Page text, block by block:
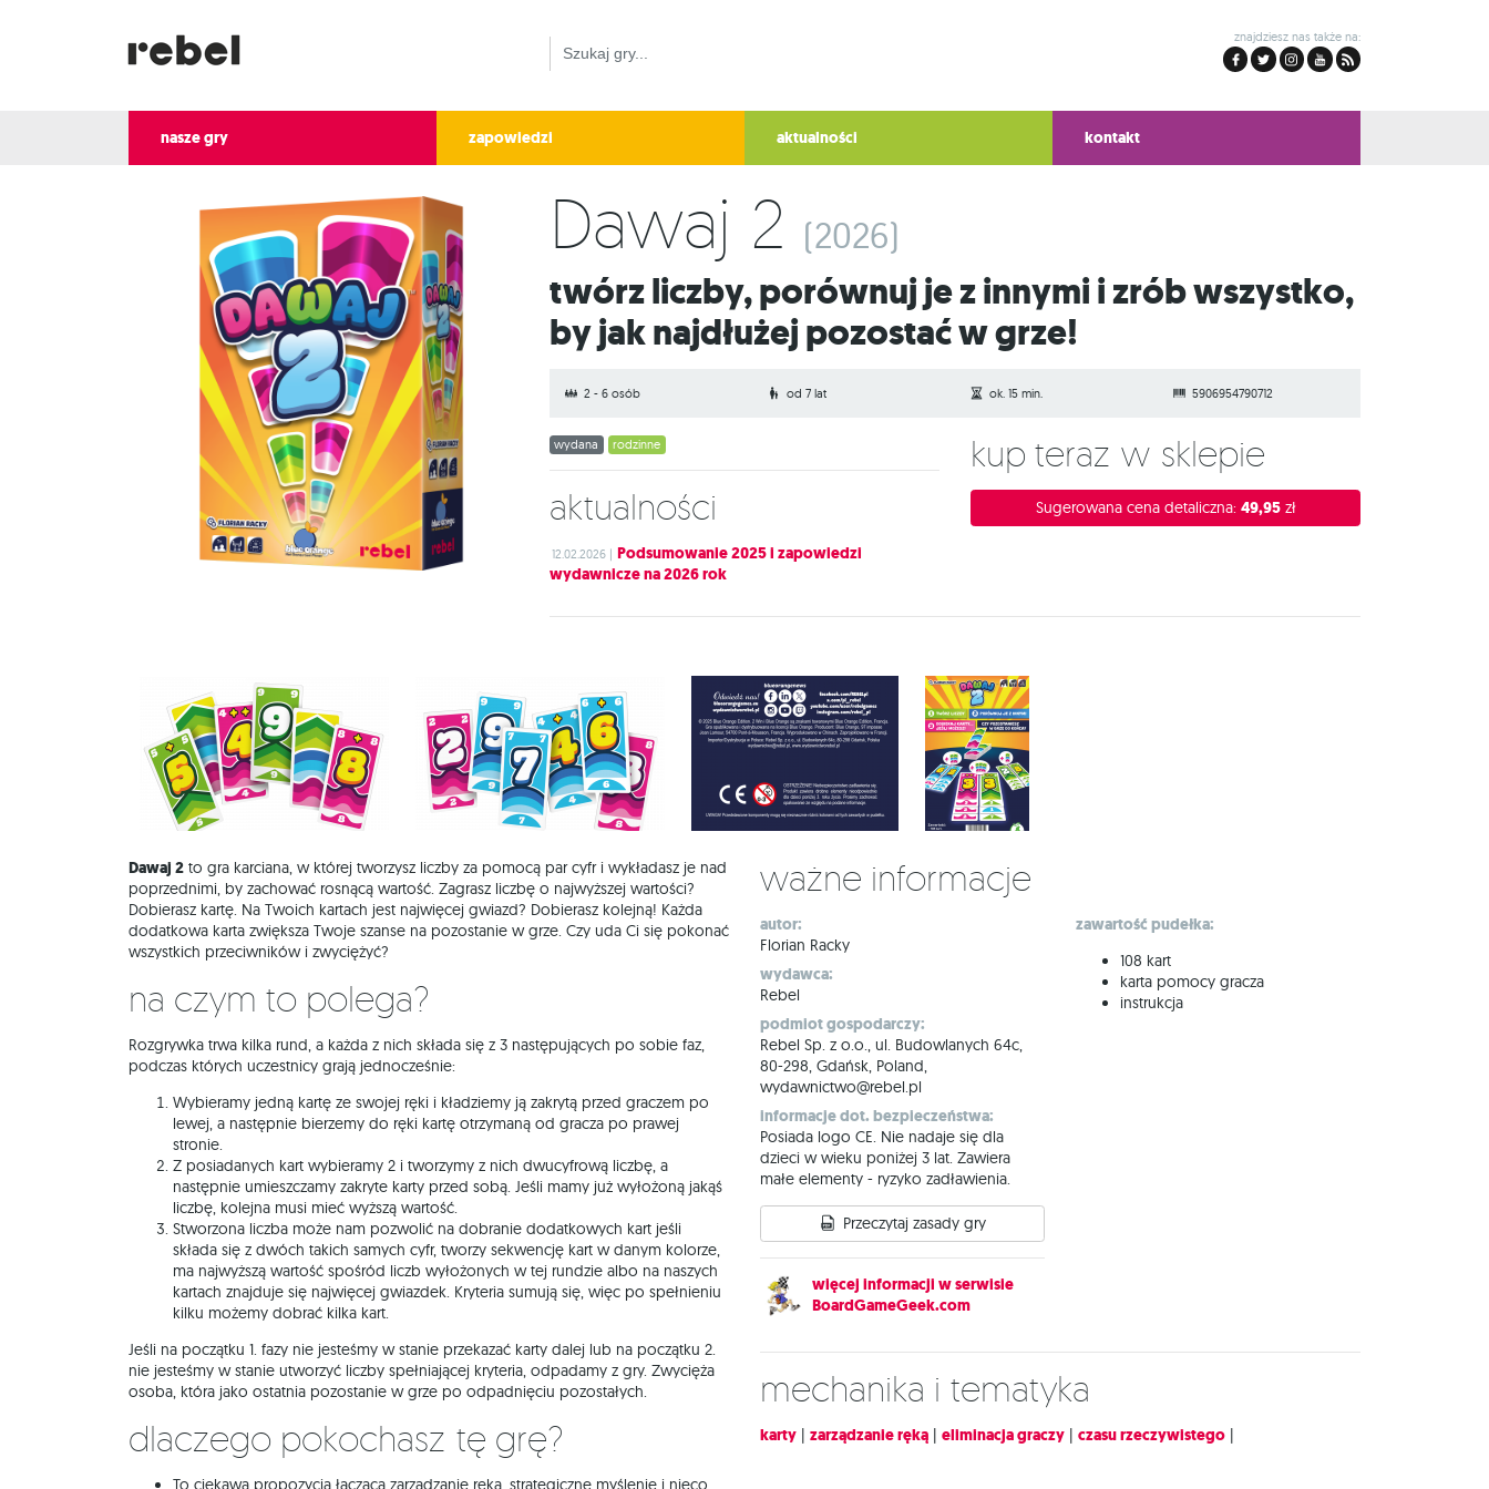
znajdziesz nas także na:
nasze gry zapowiedzi aktualności kontakt
Dawaj 2 (2026)
Twórz liczby, porównuj je z innymi i zrób wszystko,
by jak najdłużej pozostać w grze!
2 - 6 osób od 7 lat ok. 15 min. 5906954790712
wydana rodzinne
Aktualności
12.02.2026 | Podsumowanie 2025 i zapowiedzi
wydawnicze na 2026 rok
Kup teraz w sklepie
Sugerowana cena detaliczna: 49,95 zł
Dawaj 2 to gra karciana, w której tworzysz liczby za pomocą par cyfr i wykładasz je nad
poprzednimi, by zachować rosnącą wartość. Zagrasz liczbę o najwyższej wartości?
Dobierasz kartę. Na Twoich kartach jest najwięcej gwiazd? Dobierasz kolejną! Każda
dodatkowa karta zwiększa Twoje szanse na pozostanie w grze. Czy uda Ci się pokonać
wszystkich przeciwników i zwyciężyć?
Na czym to polega?
Rozgrywka trwa kilka rund, a każda z nich składa się z 3 następujących po sobie faz,
podczas których uczestnicy grają jednocześnie:
Wybieramy jedną kartę ze swojej ręki i kładziemy ją zakrytą przed graczem po
lewej, a następnie bierzemy do ręki kartę otrzymaną od gracza po prawej
stronie.
Z posiadanych kart wybieramy 2 i tworzymy z nich dwucyfrową liczbę, a
następnie umieszczamy zakryte karty przed sobą. Jeśli mamy już wyłożoną jakąś
liczbę, kolejna musi mieć wyższą wartość.
Stworzona liczba może nam pozwolić na dobranie dodatkowych kart jeśli
składa się z dwóch takich samych cyfr, tworzy sekwencję kart w danym kolorze,
ma najwyższą wartość spośród liczb wyłożonych w tej rundzie albo na naszych
kartach znajduje się najwięcej gwiazdek. Kryteria sumują się, więc po spełnieniu
kilku możemy dobrać kilka kart.
Jeśli na początku 1. fazy nie jesteśmy w stanie przekazać karty dalej lub na początku 2.
nie jesteśmy w stanie utworzyć liczby spełniającej kryteria, odpadamy z gry. Zwycięża
osoba, która jako ostatnia pozostanie w grze po odpadnięciu pozostałych.
Dlaczego pokochasz tę grę?
To ciekawa propozycja łącząca zarządzanie ręką, strategiczne myślenie i nieco
Ważne informacje
autor:
Florian Racky
wydawca:
Rebel
podmiot gospodarczy:
Rebel Sp. z o.o., ul. Budowlanych 64c,
80-298, Gdańsk, Poland,
wydawnictwo@rebel.pl
informacje dot. bezpieczeństwa:
Posiada logo CE. Nie nadaje się dla
dzieci w wieku poniżej 3 lat. Zawiera
małe elementy - ryzyko zadławienia.
Przeczytaj zasady gry
więcej informacji w serwisie
BoardGameGeek.com
zawartość pudełka:
108 kart
karta pomocy gracza
instrukcja
Mechanika i tematyka
karty | zarządzanie ręką | eliminacja graczy | czasu rzeczywistego |